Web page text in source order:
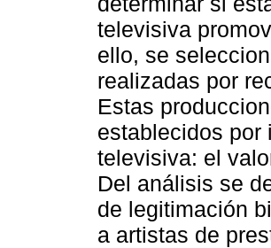
televisiva
ello, se
realizadas por
Estas
establecidos por
televisiva: el
Del análisis se
de legitimación
a artistas de